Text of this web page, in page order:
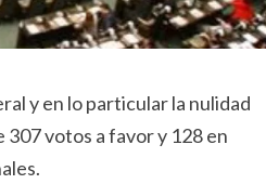
y en lo particular la nulidad
votos a favor y 128 en